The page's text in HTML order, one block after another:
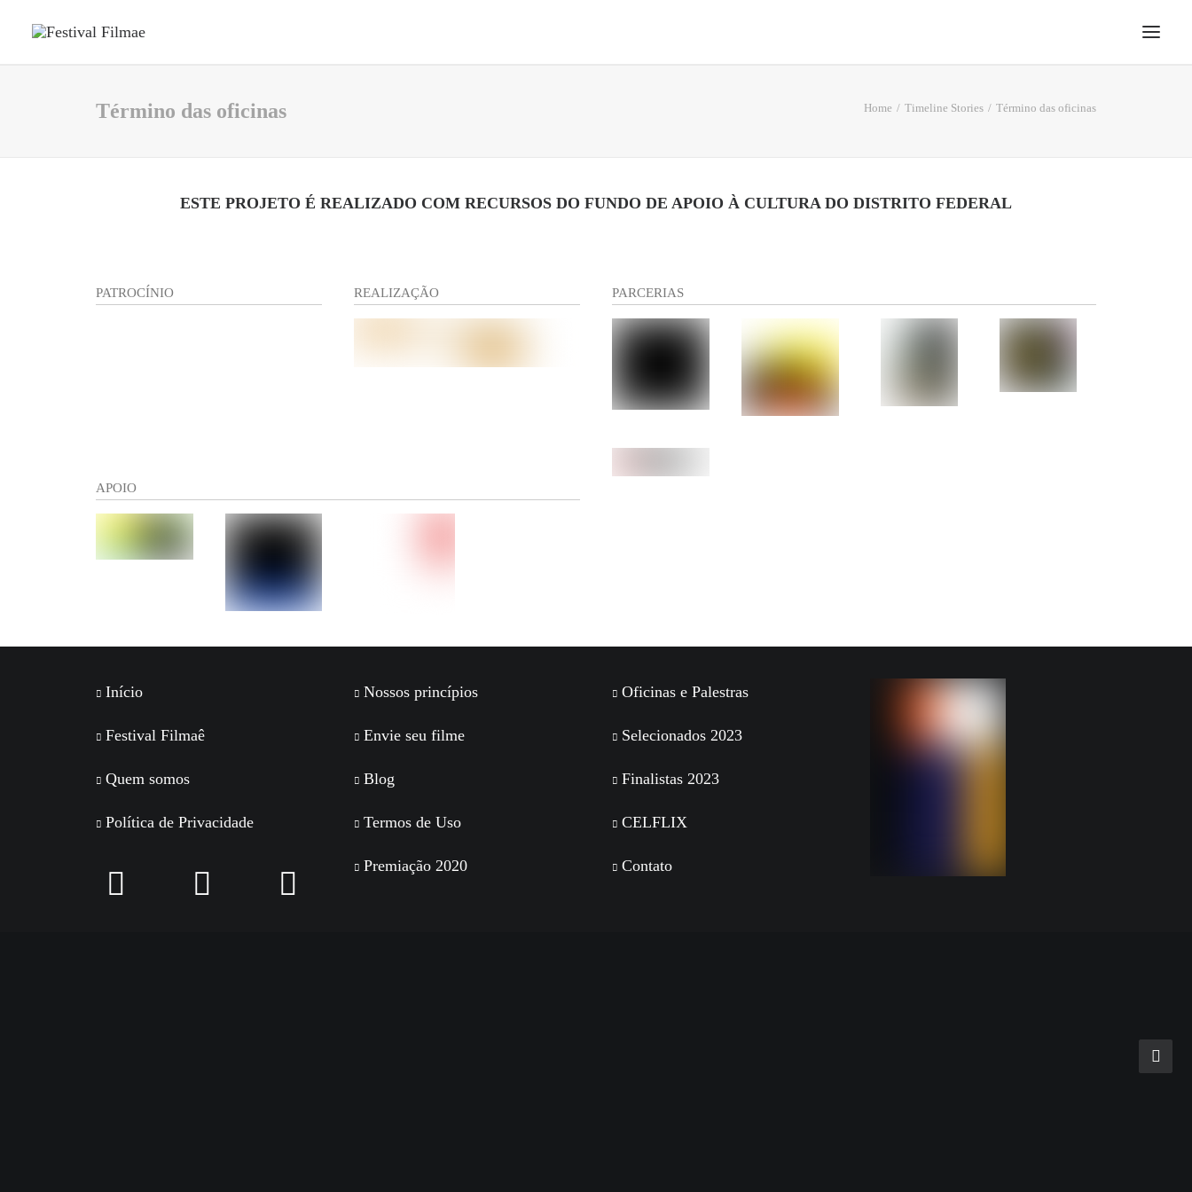
Término das oficinas Home Timeline Stories Término das oficinas
ESTE PROJETO É REALIZADO COM RECURSOS DO FUNDO DE APOIO À CULTURA DO DISTRITO FEDERAL
PATROCÍNIO REALIZAÇÃO PARCERIAS
APOIO
Início
Festival Filmaê
Quem somos
Política de Privacidade
Nossos princípios
Envie seu filme
Blog
Termos de Uso
Premiação 2020
Oficinas e Palestras
Selecionados 2023
Finalistas 2023
CELFLIX
Contato